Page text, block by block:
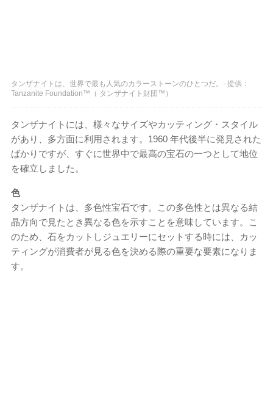
タンザナイトは、世界で最も人気のカラーストーンのひとつだ。- 提供：
Tanzanite Foundation™（ タンザナイト財団™）
タンザナイトには、様々なサイズやカッティング・スタイル
があり、多方面に利用されます。1960 年代後半に発見された
ばかりですが、すぐに世界中で最高の宝石の一つとして地位
を確立しました。
色
タンザナイトは、多色性宝石です。この多色性とは異なる結
晶方向で見たとき異なる色を示すことを意味しています。こ
のため、石をカットしジュエリーにセットする時には、カッ
ティングが消費者が見る色を決める際の重要な要素になりま
す。